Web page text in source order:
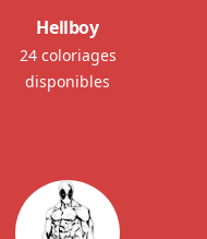
Hellboy
24 coloriages
disponibles